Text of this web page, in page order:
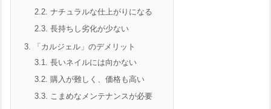
2.2. ナチュラルな仕上がりになる
2.3. 長持ちし劣化が少ない
3. 「カルジェル」のデメリット
3.1. 長いネイルには向かない
3.2. 購入が難しく、価格も高い
3.3. こまめなメンテナンスが必要